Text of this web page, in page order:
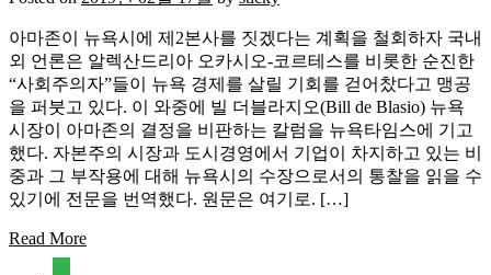
아마존이 뉴욕시에 제2본사를 짓겠다는 계획을 철회하자 국내
외 언론은 알렉산드리아 오카시오-코르테스를 비롯한 순진한
“사회주의자”들이 뉴욕 경제를 살릴 기회를 걷어찼다고 맹공
을 퍼붓고 있다. 이 와중에 빌 더블라지오(Bill de Blasio) 뉴욕
시장이 아마존의 결정을 비판하는 칼럼을 뉴욕타임스에 기고
했다. 자본주의 시장과 도시경영에서 기업이 차지하고 있는 비
중과 그 부작용에 대해 뉴욕시의 수장으로서의 통찰을 읽을 수
있기에 전문을 번역했다. 원문은 여기로. […]
Read More